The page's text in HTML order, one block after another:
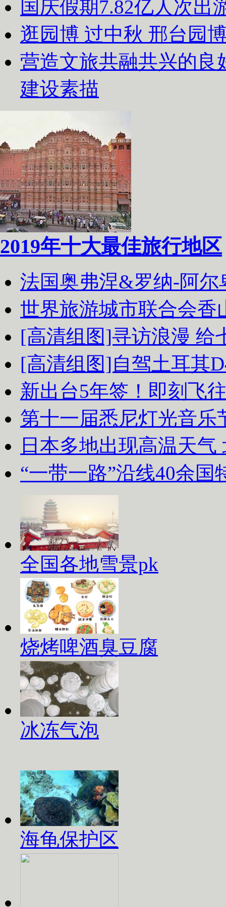
国庆假期7.82亿人次出
逛园博 过中秋 邢台园
营造文旅共融共兴的良
建设素描
2019年十大最佳旅行地区
法国奥弗涅&罗纳-阿
世界旅游城市联合会香
[高清组图]寻访浪漫 给
[高清组图]自驾土耳其
新出台5年签！即刻飞
第十一届悉尼灯光音乐
日本多地出现高温天
“一带一路”沿线40余国
全国各地雪景pk
烧烤啤酒臭豆腐
冰冻气泡
海龟保护区